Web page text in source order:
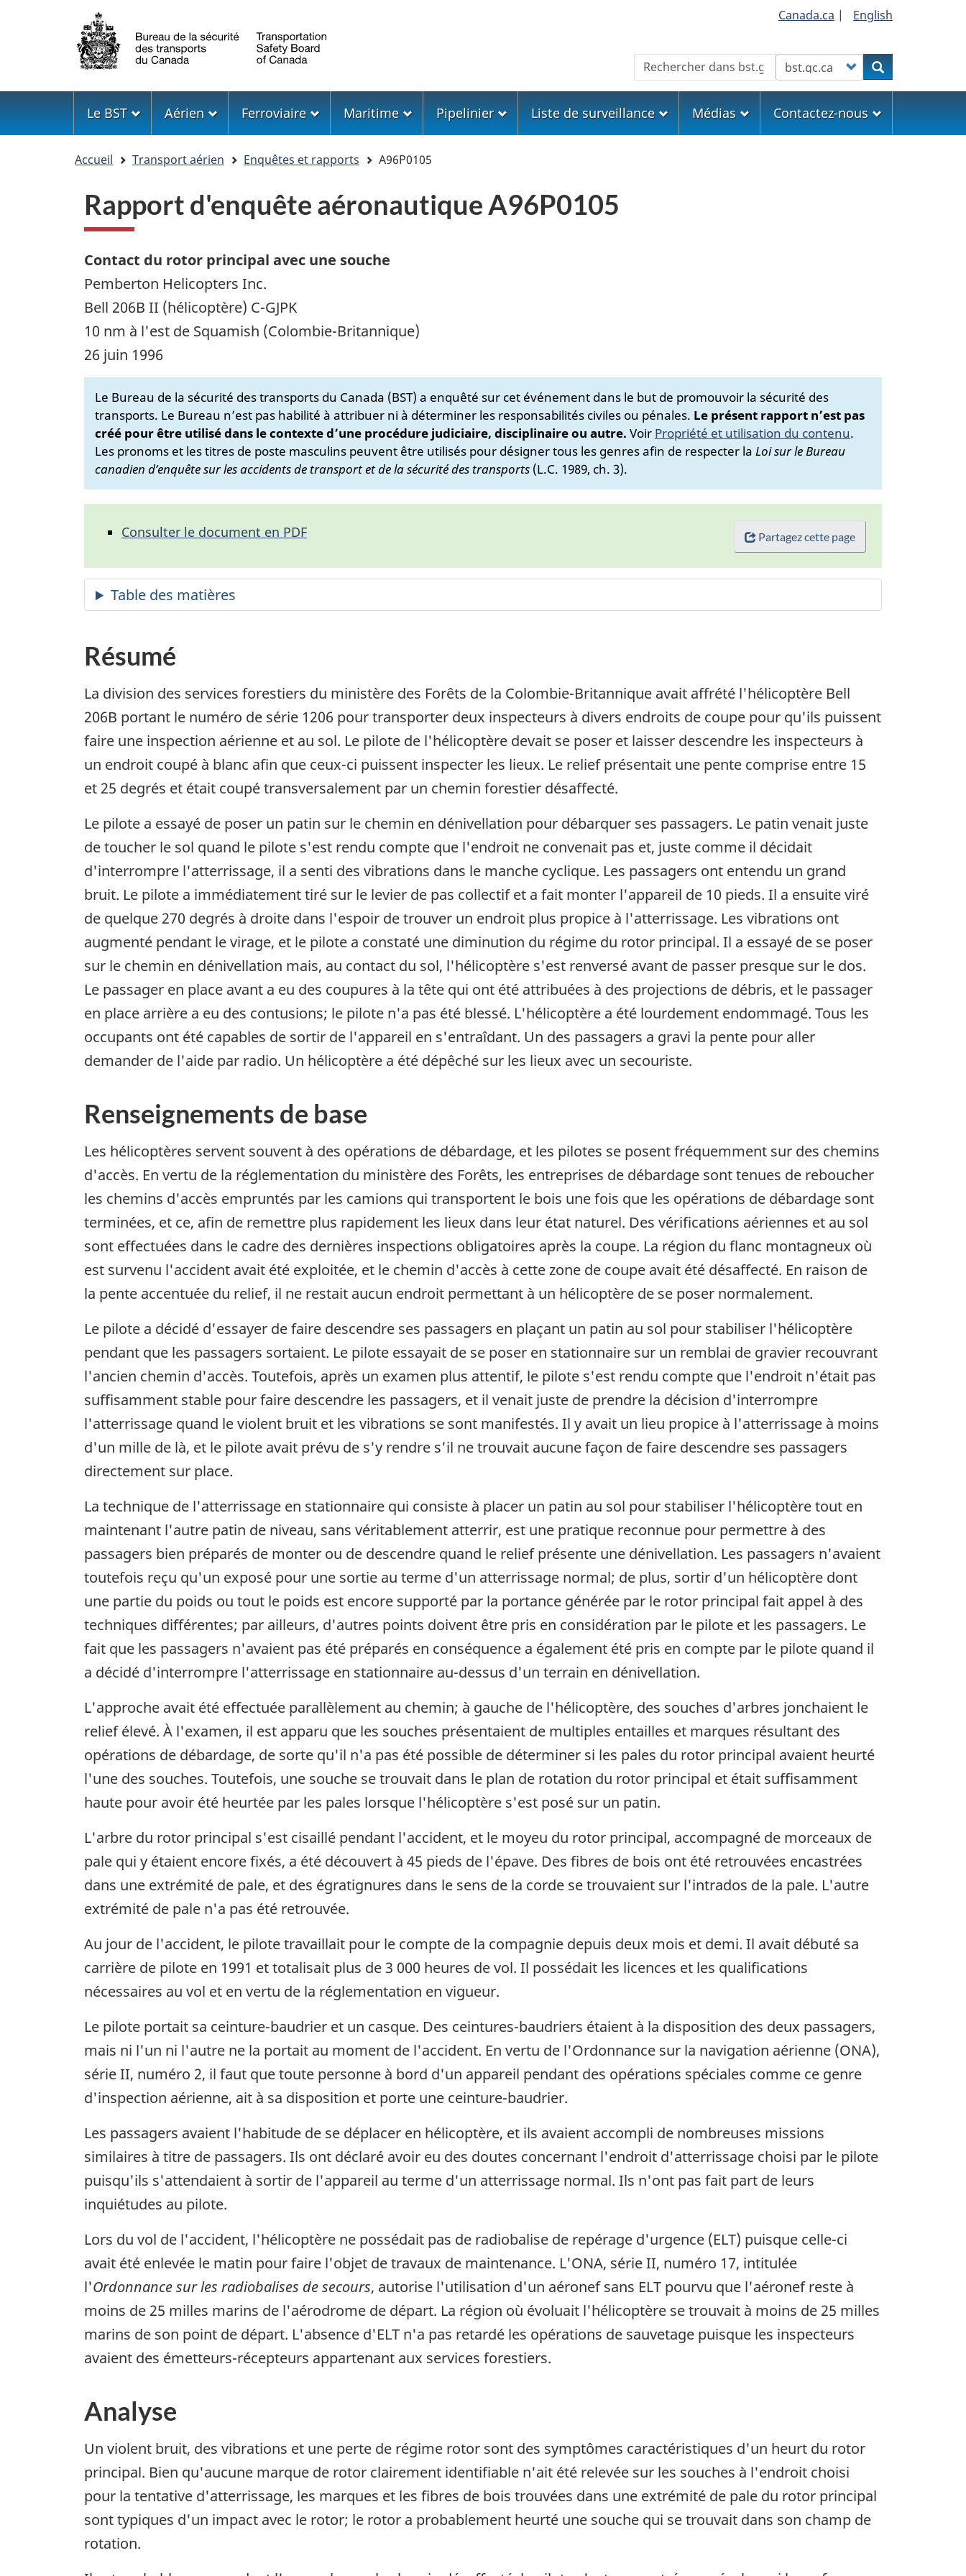
Sélection
de
la
langue
Canada.ca | English
Rechercher Customize your searchRechercher
Menu
Le BST Aérien Ferroviaire Maritime Pipelinier Liste de surveillance Médias Contactez-nous
Accueil Transport aérien Enquêtes et rapports A96P0105
Rapport d'enquête aéronautique A96P0105
Contact du rotor principal avec une souche
Pemberton Helicopters Inc.
Bell 206B II (hélicoptère) C-GJPK
10 nm à l'est de Squamish (Colombie-Britannique)
26 juin 1996
Le Bureau de la sécurité des transports du Canada (BST) a enquêté sur cet événement dans le but de promouvoir la sécurité des
transports. Le Bureau n’est pas habilité à attribuer ni à déterminer les responsabilités civiles ou pénales. Le présent rapport n’est pas
créé pour être utilisé dans le contexte d’une procédure judiciaire, disciplinaire ou autre. Voir Propriété et utilisation du contenu.
Les pronoms et les titres de poste masculins peuvent être utilisés pour désigner tous les genres afin de respecter la Loi sur le Bureau
canadien d’enquête sur les accidents de transport et de la sécurité des transports (L.C. 1989, ch. 3).
Partagez cette page
Consulter le document en PDF
Résumé
La division des services forestiers du ministère des Forêts de la Colombie-Britannique avait affrété l'hélicoptère Bell
206B portant le numéro de série 1206 pour transporter deux inspecteurs à divers endroits de coupe pour qu'ils puissent
faire une inspection aérienne et au sol. Le pilote de l'hélicoptère devait se poser et laisser descendre les inspecteurs à
un endroit coupé à blanc afin que ceux-ci puissent inspecter les lieux. Le relief présentait une pente comprise entre 15
et 25 degrés et était coupé transversalement par un chemin forestier désaffecté.
Le pilote a essayé de poser un patin sur le chemin en dénivellation pour débarquer ses passagers. Le patin venait juste
de toucher le sol quand le pilote s'est rendu compte que l'endroit ne convenait pas et, juste comme il décidait
d'interrompre l'atterrissage, il a senti des vibrations dans le manche cyclique. Les passagers ont entendu un grand
bruit. Le pilote a immédiatement tiré sur le levier de pas collectif et a fait monter l'appareil de 10 pieds. Il a ensuite viré
de quelque 270 degrés à droite dans l'espoir de trouver un endroit plus propice à l'atterrissage. Les vibrations ont
augmenté pendant le virage, et le pilote a constaté une diminution du régime du rotor principal. Il a essayé de se poser
sur le chemin en dénivellation mais, au contact du sol, l'hélicoptère s'est renversé avant de passer presque sur le dos.
Le passager en place avant a eu des coupures à la tête qui ont été attribuées à des projections de débris, et le passager
en place arrière a eu des contusions; le pilote n'a pas été blessé. L'hélicoptère a été lourdement endommagé. Tous les
occupants ont été capables de sortir de l'appareil en s'entraîdant. Un des passagers a gravi la pente pour aller
demander de l'aide par radio. Un hélicoptère a été dépêché sur les lieux avec un secouriste.
Renseignements de base
Les hélicoptères servent souvent à des opérations de débardage, et les pilotes se posent fréquemment sur des chemins
d'accès. En vertu de la réglementation du ministère des Forêts, les entreprises de débardage sont tenues de reboucher
les chemins d'accès empruntés par les camions qui transportent le bois une fois que les opérations de débardage sont
terminées, et ce, afin de remettre plus rapidement les lieux dans leur état naturel. Des vérifications aériennes et au sol
sont effectuées dans le cadre des dernières inspections obligatoires après la coupe. La région du flanc montagneux où
est survenu l'accident avait été exploitée, et le chemin d'accès à cette zone de coupe avait été désaffecté. En raison de
la pente accentuée du relief, il ne restait aucun endroit permettant à un hélicoptère de se poser normalement.
Le pilote a décidé d'essayer de faire descendre ses passagers en plaçant un patin au sol pour stabiliser l'hélicoptère
pendant que les passagers sortaient. Le pilote essayait de se poser en stationnaire sur un remblai de gravier recouvrant
l'ancien chemin d'accès. Toutefois, après un examen plus attentif, le pilote s'est rendu compte que l'endroit n'était pas
suffisamment stable pour faire descendre les passagers, et il venait juste de prendre la décision d'interrompre
l'atterrissage quand le violent bruit et les vibrations se sont manifestés. Il y avait un lieu propice à l'atterrissage à moins
d'un mille de là, et le pilote avait prévu de s'y rendre s'il ne trouvait aucune façon de faire descendre ses passagers
directement sur place.
La technique de l'atterrissage en stationnaire qui consiste à placer un patin au sol pour stabiliser l'hélicoptère tout en
maintenant l'autre patin de niveau, sans véritablement atterrir, est une pratique reconnue pour permettre à des
passagers bien préparés de monter ou de descendre quand le relief présente une dénivellation. Les passagers n'avaient
toutefois reçu qu'un exposé pour une sortie au terme d'un atterrissage normal; de plus, sortir d'un hélicoptère dont
une partie du poids ou tout le poids est encore supporté par la portance générée par le rotor principal fait appel à des
techniques différentes; par ailleurs, d'autres points doivent être pris en considération par le pilote et les passagers. Le
fait que les passagers n'avaient pas été préparés en conséquence a également été pris en compte par le pilote quand il
a décidé d'interrompre l'atterrissage en stationnaire au-dessus d'un terrain en dénivellation.
L'approche avait été effectuée parallèlement au chemin; à gauche de l'hélicoptère, des souches d'arbres jonchaient le
relief élevé. À l'examen, il est apparu que les souches présentaient de multiples entailles et marques résultant des
opérations de débardage, de sorte qu'il n'a pas été possible de déterminer si les pales du rotor principal avaient heurté
l'une des souches. Toutefois, une souche se trouvait dans le plan de rotation du rotor principal et était suffisamment
haute pour avoir été heurtée par les pales lorsque l'hélicoptère s'est posé sur un patin.
L'arbre du rotor principal s'est cisaillé pendant l'accident, et le moyeu du rotor principal, accompagné de morceaux de
pale qui y étaient encore fixés, a été découvert à 45 pieds de l'épave. Des fibres de bois ont été retrouvées encastrées
dans une extrémité de pale, et des égratignures dans le sens de la corde se trouvaient sur l'intrados de la pale. L'autre
extrémité de pale n'a pas été retrouvée.
Au jour de l'accident, le pilote travaillait pour le compte de la compagnie depuis deux mois et demi. Il avait débuté sa
carrière de pilote en 1991 et totalisait plus de 3 000 heures de vol. Il possédait les licences et les qualifications
nécessaires au vol et en vertu de la réglementation en vigueur.
Le pilote portait sa ceinture-baudrier et un casque. Des ceintures-baudriers étaient à la disposition des deux passagers,
mais ni l'un ni l'autre ne la portait au moment de l'accident. En vertu de l'Ordonnance sur la navigation aérienne (ONA),
série II, numéro 2, il faut que toute personne à bord d'un appareil pendant des opérations spéciales comme ce genre
d'inspection aérienne, ait à sa disposition et porte une ceinture-baudrier.
Les passagers avaient l'habitude de se déplacer en hélicoptère, et ils avaient accompli de nombreuses missions
similaires à titre de passagers. Ils ont déclaré avoir eu des doutes concernant l'endroit d'atterrissage choisi par le pilote
puisqu'ils s'attendaient à sortir de l'appareil au terme d'un atterrissage normal. Ils n'ont pas fait part de leurs
inquiétudes au pilote.
Lors du vol de l'accident, l'hélicoptère ne possédait pas de radiobalise de repérage d'urgence (ELT) puisque celle-ci
avait été enlevée le matin pour faire l'objet de travaux de maintenance. L'ONA, série II, numéro 17, intitulée
l'Ordonnance sur les radiobalises de secours, autorise l'utilisation d'un aéronef sans ELT pourvu que l'aéronef reste à
moins de 25 milles marins de l'aérodrome de départ. La région où évoluait l'hélicoptère se trouvait à moins de 25 milles
marins de son point de départ. L'absence d'ELT n'a pas retardé les opérations de sauvetage puisque les inspecteurs
avaient des émetteurs-récepteurs appartenant aux services forestiers.
Analyse
Un violent bruit, des vibrations et une perte de régime rotor sont des symptômes caractéristiques d'un heurt du rotor
principal. Bien qu'aucune marque de rotor clairement identifiable n'ait été relevée sur les souches à l'endroit choisi
pour la tentative d'atterrissage, les marques et les fibres de bois trouvées dans une extrémité de pale du rotor principal
sont typiques d'un impact avec le rotor; le rotor a probablement heurté une souche qui se trouvait dans son champ de
rotation.